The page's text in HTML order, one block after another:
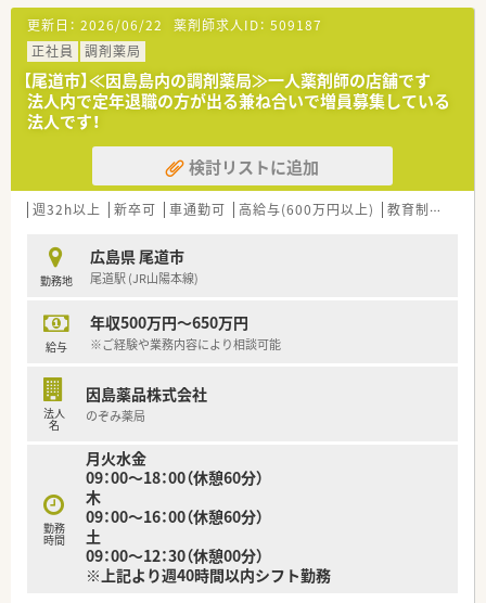
【募集背景と求める人物像について】
■新規出店を見据えた体制強化と、将来を見据えた若返りを図る
ための増員募集です。
■患者様のために自ら考え行動できる、自主性とホスピタリティ
を持つ方を求めています。
■指示待ちではなく、より良い薬局作りのために積極的に意見を
発信できる方を歓迎します。
【法人特徴について】
■創業から40年以上の歴史を持ち、広島県東部エリアを中心に
20店舗以上を展開しています。
基盤を持つ法人です。
■社長自らが店舗を巡回しており、現場の意見が届きやすい風通
しの良さが魅力です。
【求人情報について】
■年収は経験等により500万円から650万円の高水準で、昇給や
で休みも取りやすい環境です。
■残業は月平均10時間以内と非常に少なく、メリハリをつけて
更新日： 2026/06/22 薬剤師求人ID： 509187
正社員
調剤薬局
【尾道市】≪因島島内の調剤薬局≫一人薬剤師の店舗です
法人内で定年退職の方が出る兼ね合いで増員募集している
法人です！
検討リストに追加
週32h以上 新卒可 車通勤可 高給与(600万円以上) 教育制度あり
勤務地
広島県 尾道市
尾道駅 (JR山陽本線)
給与
年収500万円～650万円
※ご経験や業務内容により相談可能
法人
名
因島薬品株式会社
のぞみ薬局
勤務
時間
月火水金
09：00～18：00（休憩60分）
木
09：00～16：00（休憩60分）
土
09：00～12：30（休憩00分）
※上記より週40時間以内シフト勤務